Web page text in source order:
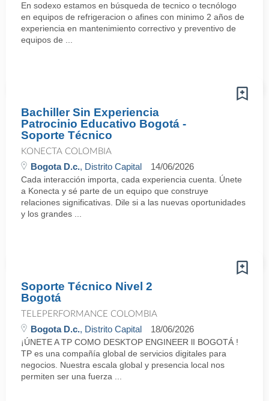
En sodexo estamos en búsqueda de tecnico o tecnólogo
en equipos de refrigeracion o afines con minimo 2 años de
experiencia en mantenimiento correctivo y preventivo de
equipos de ...
Bachiller Sin Experiencia
Patrocinio Educativo Bogotá -
Soporte Técnico
KONECTA COLOMBIA
Bogota D.c., Distrito Capital 14/06/2026
Cada interacción importa, cada experiencia cuenta. Únete
a Konecta y sé parte de un equipo que construye
relaciones significativas. Dile si a las nuevas oportunidades
y los grandes ...
Soporte Técnico Nivel 2
Bogotá
TELEPERFORMANCE COLOMBIA
Bogota D.c., Distrito Capital 18/06/2026
¡ÚNETE A TP COMO DESKTOP ENGINEER lI BOGOTÁ !
TP es una compañía global de servicios digitales para
negocios. Nuestra escala global y presencia local nos
permiten ser una fuerza ...